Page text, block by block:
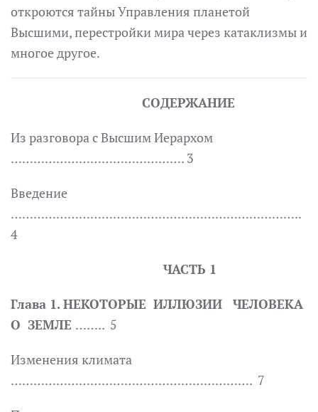
откроются тайны Управления планетой
Высшими, перестройки мира через катаклизмы и
многое другое.
СОДЕРЖАНИЕ
Из разговора с Высшим Иерархом
………………………………………. 3
Введение
…………………………………………………………………..
4
ЧАСТЬ 1
Глава 1. НЕКОТОРЫЕ ИЛЛЮЗИИ ЧЕЛОВЕКА
О ЗЕМЛЕ …….. 5
Изменения климата
………………………………………………………. 7